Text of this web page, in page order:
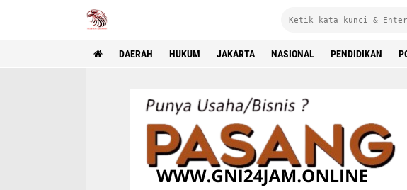
DAERAH HUKUM JAKARTA NASIONAL PENDIDIKAN